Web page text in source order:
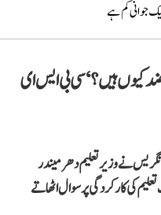
جوانی کم ہے
کیوں ہیں؟‘ سی بی ایس ای
نے وزیر تعلیم دھرمیندر
کی کارکردگی پر سوال اٹھاتے